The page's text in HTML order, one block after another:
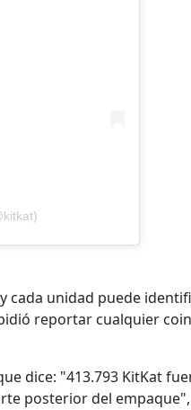
y cada unidad puede
reportar cualquier
dice: "413.793 KitKat
posterior del